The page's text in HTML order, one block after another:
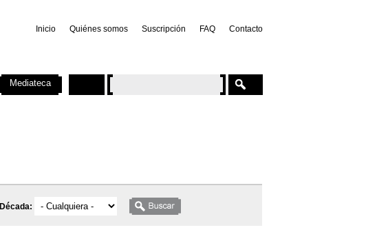
Inicio Quiénes somos Suscripción FAQ Contacto
Década:
Mediateca